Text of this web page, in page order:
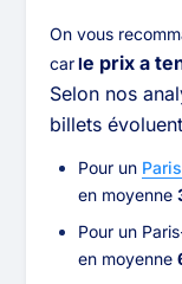
On vous
carle prix a
Selon nos
billets
Pour un
en moyenne
Pour un
en moyenne